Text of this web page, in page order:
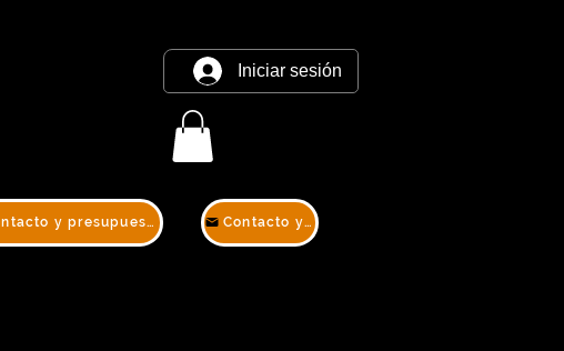
Iniciar sesión
Contacto y presupuesto Contacto y presupuesto